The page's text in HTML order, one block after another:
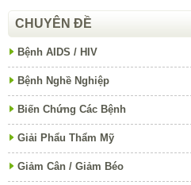
CHUYÊN ĐỀ
Bệnh AIDS / HIV
Bệnh Nghề Nghiệp
Biến Chứng Các Bệnh
Giải Phẩu Thẩm Mỹ
Giảm Cân / Giảm Béo